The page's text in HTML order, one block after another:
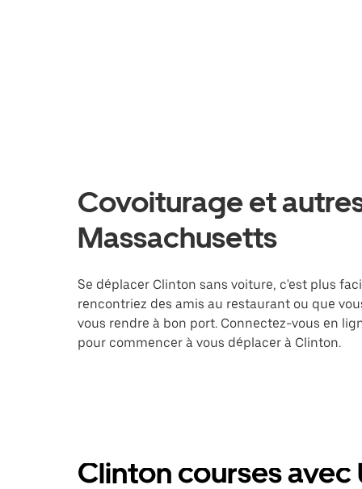
Covoiturage et
Massachusetts
Se déplacer Clinton sans voiture, c'est plus
rencontriez des amis au restaurant ou que
vous rendre à bon port. Connectez-vous en
pour commencer à vous déplacer à Clinton.
Clinton courses